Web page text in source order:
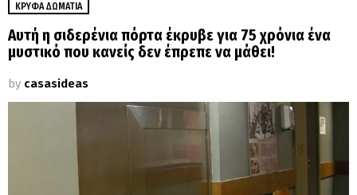
ΚΡΥΦΆ ΔΩΜΆΤΙΑ
Αυτή η σιδερένια πόρτα έκρυβε για 75 χρόνια ένα
μυστικό που κανείς δεν έπρεπε να μάθει!
by casasideas